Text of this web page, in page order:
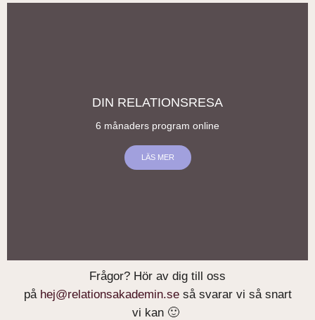
DIN RELATIONSRESA
6 månaders program online
LÄS MER
DIGITAL, LIVEFrågor? Hör av dig till oss
på hej@relationsakademin.seså svarar vi så snart
vi kan 🙂